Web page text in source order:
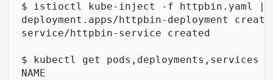
$ istioctl kube-inject -f httpbin.yaml |
deployment.apps/httpbin-deployment
service/httpbin-service created
$ kubectl get pods,deployments,services
NAME                                     READY